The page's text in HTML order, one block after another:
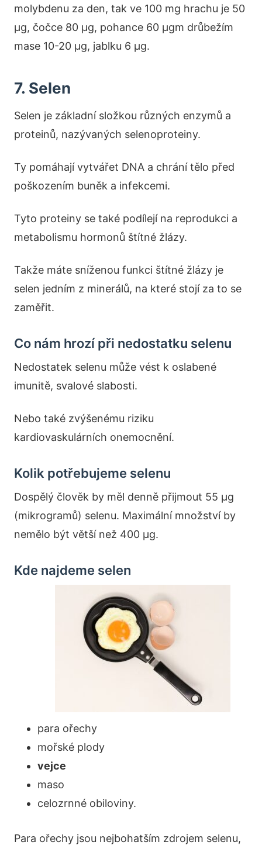
molybdenu za den, tak ve 100 mg hrachu je 50
µg, čočce 80 µg, pohance 60 µgm drůbežím
mase 10-20 µg, jablku 6 µg.
7. Selen
Selen je základní složkou různých enzymů a
proteinů, nazývaných selenoproteiny.
Ty pomáhají vytvářet DNA a chrání tělo před
poškozením buněk a infekcemi.
Tyto proteiny se také podílejí na reprodukci a
metabolismu hormonů štítné žlázy.
Takže máte sníženou funkci štítné žlázy je
selen jedním z minerálů, na které stojí za to se
zaměřit.
Co nám hrozí při nedostatku selenu
Nedostatek selenu může vést k oslabené
imunitě, svalové slabosti.
Nebo také zvýšenému riziku
kardiovaskulárních onemocnění.
Kolik potřebujeme selenu
Dospělý člověk by měl denně přijmout 55 µg
(mikrogramů) selenu. Maximální množství by
nemělo být větší než 400 µg.
Kde najdeme selen
para ořechy
mořské plody
vejce
maso
celozrnné obiloviny.
Para ořechy jsou nejbohatším zdrojem selenu,